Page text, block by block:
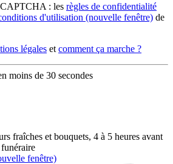
: les règles de confidentialité
d'utilisation (nouvelle fenêtre) de
légales et comment ça marche ?
moins de 30 secondes
fraîches et bouquets, 4 à 5 heures avant
fenêtre)